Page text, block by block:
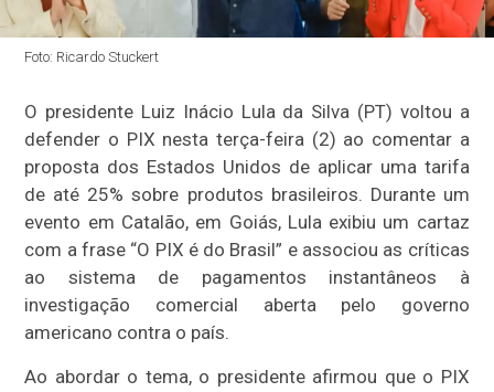
Foto: Ricardo Stuckert
O presidente Luiz Inácio Lula da Silva (PT) voltou a
defender o PIX nesta terça-feira (2) ao comentar a
proposta dos Estados Unidos de aplicar uma tarifa
de até 25% sobre produtos brasileiros. Durante um
evento em Catalão, em Goiás, Lula exibiu um cartaz
com a frase “O PIX é do Brasil” e associou as críticas
ao sistema de pagamentos instantâneos à
investigação comercial aberta pelo governo
americano contra o país.
Ao abordar o tema, o presidente afirmou que o PIX